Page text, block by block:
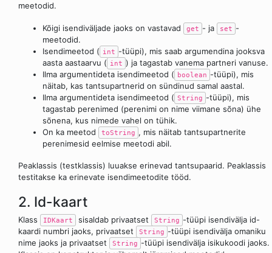
meetodid.
Kõigi isendiväljade jaoks on vastavad get - ja set -
meetodid.
Isendimeetod ( int -tüüpi), mis saab argumendina jooksva
aasta aastaarvu ( int ) ja tagastab vanema partneri vanuse.
Ilma argumentideta isendimeetod ( boolean -tüüpi), mis
näitab, kas tantsupartnerid on sündinud samal aastal.
Ilma argumentideta isendimeetod ( String -tüüpi), mis
tagastab perenimed (perenimi on nime viimane sõna) ühe
sõnena, kus nimede vahel on tühik.
On ka meetod
toString , mis näitab tantsupartnerite
perenimesid eelmise meetodi abil.
Peaklassis (testklassis) luuakse erinevad tantsupaarid. Peaklassis
testitakse ka erinevate isendimeetodite tööd.
2. Id-kaart
Klass IDKaart sisaldab privaatset String -tüüpi isendivälja id-
kaardi numbri jaoks, privaatset
String -tüüpi isendivälja omaniku
nime jaoks ja privaatset
String -tüüpi isendivälja isikukoodi jaoks.